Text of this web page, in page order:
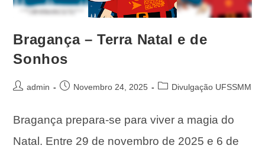
Bragança – Terra Natal e de
Sonhos
admin Novembro 24, 2025 Divulgação UFSSMM
Bragança prepara-se para viver a magia do
Natal. Entre 29 de novembro de 2025 e 6 de